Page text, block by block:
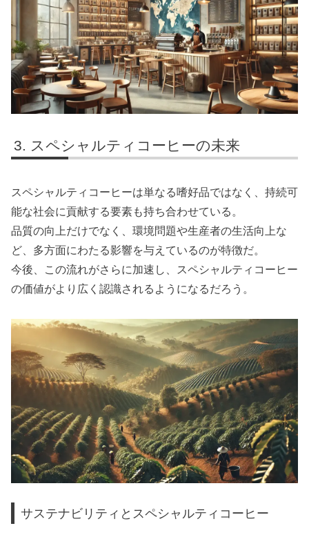
スペシャルティコーヒーの未来
スペシャルティコーヒーは単なる嗜好品ではなく、持続可
能な社会に貢献する要素も持ち合わせている。
品質の向上だけでなく、環境問題や生産者の生活向上な
ど、多方面にわたる影響を与えているのが特徴だ。
今後、この流れがさらに加速し、スペシャルティコーヒー
の価値がより広く認識されるようになるだろう。
サステナビリティとスペシャルティコーヒー